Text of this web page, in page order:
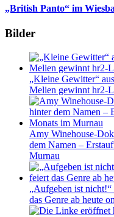
„British Panto“ im
Bilder
„Kleine Gewitter“
Melien gewinnt hr2-
Amy Winehouse-
dem Namen –
Murnau
„Aufgeben ist
das Genre ab heute